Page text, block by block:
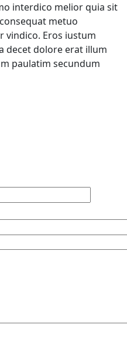
interdico melior quia sit
metuo
vindico. Eros iustum
decet dolore erat illum
paulatim secundum